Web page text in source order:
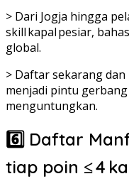
> Dari Jogja hingga
skill kapal pesiar,
global.
> Daftar sekarang
menjadi pintu
menguntungkan.
6️⃣ Daftar
tiap poin ≤ 4